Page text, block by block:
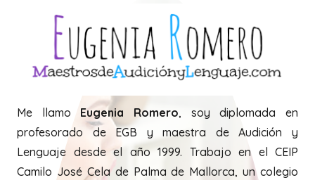
Me llamo Eugenia Romero, soy diplomada en
profesorado de EGB y maestra de Audición y
Lenguaje desde el año 1999. Trabajo en el CEIP
Camilo José Cela de Palma de Mallorca, un colegio